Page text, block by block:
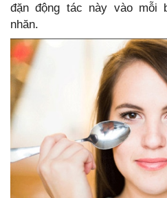
đặn động tác này vào mỗi
nhăn.